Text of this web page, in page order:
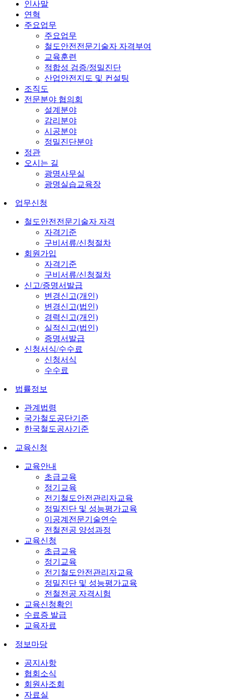
인사말
연혁
주요업무
주요업무
철도안전전문기술자 자격부여
교육훈련
적합성 검증/정밀진단
산업안전지도 및 컨설팅
조직도
전문분야 협의회
설계분야
감리분야
시공분야
정밀진단분야
정관
오시는 길
광명사무실
광명실습교육장
업무신청
철도안전전문기술자 자격
자격기준
구비서류/신청절차
회원가입
자격기준
구비서류/신청절차
신고/증명서발급
변경신고(개인)
변경신고(법인)
경력신고(개인)
실적신고(법인)
증명서발급
신청서식/수수료
신청서식
수수료
법률정보
관계법령
국가철도공단기준
한국철도공사기준
교육신청
교육안내
초급교육
정기교육
전기철도안전관리자교육
정밀진단 및 성능평가교육
이공계전문기술연수
전철전공 양성과정
교육신청
초급교육
정기교육
전기철도안전관리자교육
정밀진단 및 성능평가교육
전철전공 자격시험
교육신청확인
수료증 발급
교육자료
정보마당
공지사항
협회소식
회원사조회
자료실